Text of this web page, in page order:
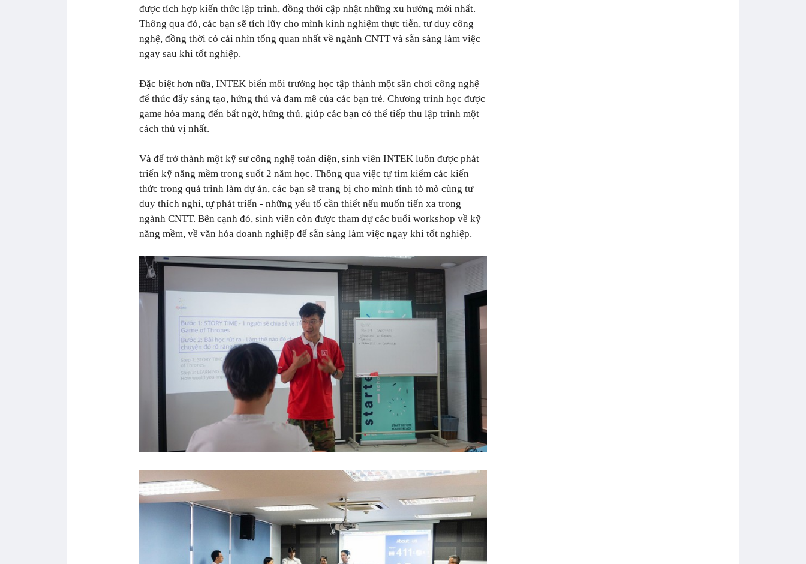
được tích hợp kiến thức lập trình, đồng thời cập nhật những xu hướng mới nhất.
Thông qua đó, các bạn sẽ tích lũy cho mình kinh nghiệm thực tiễn, tư duy công
nghệ, đồng thời có cái nhìn tổng quan nhất về ngành CNTT và sẵn sàng làm việc
ngay sau khi tốt nghiệp.
Đặc biệt hơn nữa, INTEK biến môi trường học tập thành một sân chơi công nghệ
để thúc đẩy sáng tạo, hứng thú và đam mê của các bạn trẻ. Chương trình học được
game hóa mang đến bất ngờ, hứng thú, giúp các bạn có thể tiếp thu lập trình một
cách thú vị nhất.
Và để trở thành một kỹ sư công nghệ toàn diện, sinh viên INTEK luôn được phát
triển kỹ năng mềm trong suốt 2 năm học. Thông qua việc tự tìm kiếm các kiến
thức trong quá trình làm dự án, các bạn sẽ trang bị cho mình tính tò mò cùng tư
duy thích nghi, tự phát triển - những yếu tố cần thiết nếu muốn tiến xa trong
ngành CNTT. Bên cạnh đó, sinh viên còn được tham dự các buổi workshop về kỹ
năng mềm, về văn hóa doanh nghiệp để sẵn sàng làm việc ngay khi tốt nghiệp.